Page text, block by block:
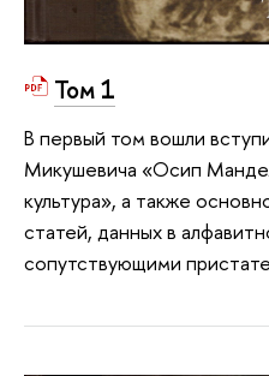
Том 1
В первый том вошли
Микушевича «Осип
культура», а также
статей, данных в
сопутствующими